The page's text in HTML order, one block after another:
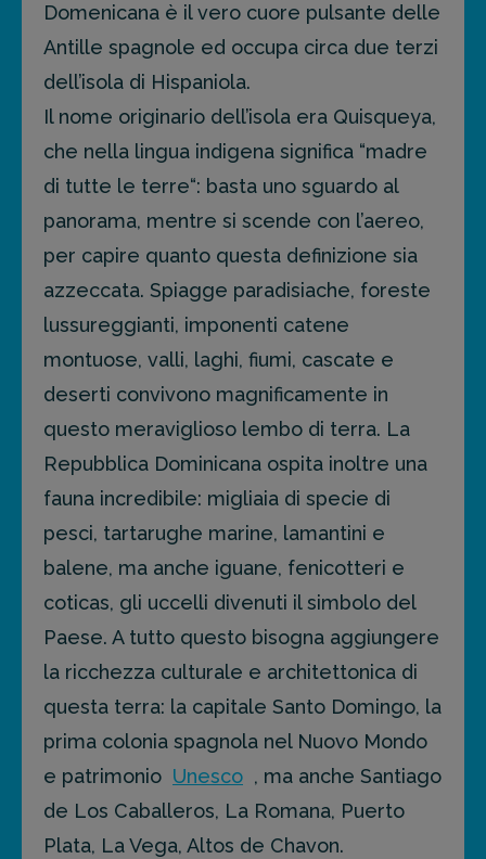
Domenicana è il vero cuore pulsante delle
Antille spagnole ed occupa circa due terzi
dell’isola di Hispaniola.
Il nome originario dell’isola era Quisqueya,
che nella lingua indigena significa “madre
di tutte le terre“: basta uno sguardo al
panorama, mentre si scende con l’aereo,
per capire quanto questa definizione sia
azzeccata. Spiagge paradisiache, foreste
lussureggianti, imponenti catene
montuose, valli, laghi, fiumi, cascate e
deserti convivono magnificamente in
questo meraviglioso lembo di terra. La
Repubblica Dominicana ospita inoltre una
fauna incredibile: migliaia di specie di
pesci, tartarughe marine, lamantini e
balene, ma anche iguane, fenicotteri e
coticas, gli uccelli divenuti il simbolo del
Paese. A tutto questo bisogna aggiungere
la ricchezza culturale e architettonica di
questa terra: la capitale Santo Domingo, la
prima colonia spagnola nel Nuovo Mondo
e patrimonio Unesco , ma anche Santiago
de Los Caballeros, La Romana, Puerto
Plata, La Vega, Altos de Chavon.